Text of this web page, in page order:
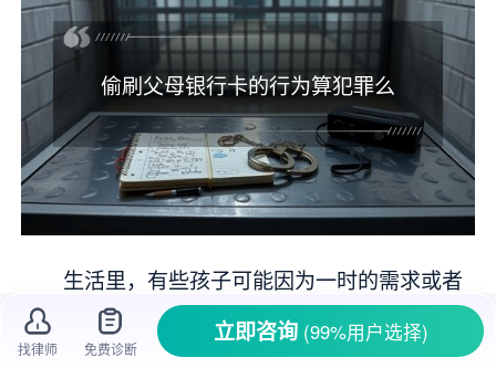
偷刷父母银行卡的行为算犯罪么
生活里，有些孩子可能因为一时的需求或者
不懂事，会偷偷刷父母的银行卡。这种情况在家
庭中时有发生，父母发现后往往很纠结，不知道
找律师 免费诊断
立即咨询 (99%用户选择)